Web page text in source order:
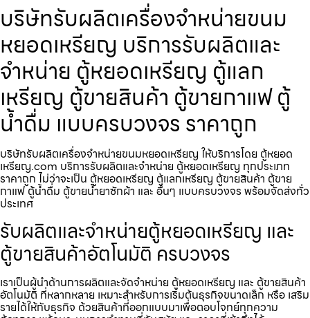
บริษัทรับผลิตเครื่องจำหน่ายขนม
หยอดเหรียญ​ บริการรับผลิตและ
จำหน่าย ตู้หยอดเหรียญ ตู้แลก
เหรียญ ตู้ขายสินค้า ตู้ขายกาแฟ ตู้
น้ำดื่ม แบบครบวงจร ราคาถูก
บริษัทรับผลิตเครื่องจำหน่ายขนมหยอดเหรียญ​ ให้บริการโดย ตู้หยอด
เหรียญ.com บริการรับผลิตและจำหน่าย ตู้หยอดเหรียญ ทุกประเภท
ราคาถูก ไม่ว่าจะเป็น ตู้หยอดเหรียญ ตู้แลกเหรียญ ตู้ขายสินค้า ตู้ขาย
กาแฟ ตู้น้ำดื่ม ตู้ขายน้ำยาซักผ้า และ อื่นๆ แบบครบวงจร พร้อมจัดส่งทั่ว
ประเทศ
รับผลิตและจำหน่ายตู้หยอดเหรียญ และ
ตู้ขายสินค้าอัตโนมัติ ครบวงจร
เราเป็นผู้นำด้านการผลิตและจัดจำหน่าย ตู้หยอดเหรียญ และ ตู้ขายสินค้า
อัตโนมัติ ที่หลากหลาย เหมาะสำหรับการเริ่มต้นธุรกิจขนาดเล็ก หรือ เสริม
รายได้ให้กับธุรกิจ ด้วยสินค้าที่ออกแบบมาเพื่อตอบโจทย์ทุกความ